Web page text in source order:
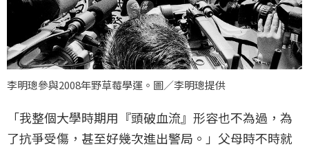
李明璁參與2008年野草莓學運。圖／李明璁提供
「我整個大學時期用『頭破血流』形容也不為過，為
了抗爭受傷，甚至好幾次進出警局。」父母時不時就